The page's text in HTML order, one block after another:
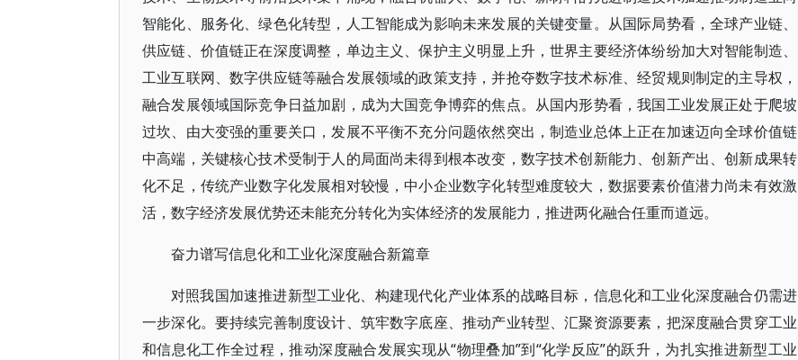
智能化、服务化、绿色化转型，人工智能成为影响未来发展的关键变量。从国际局势看，全球产业链、
供应链、价值链正在深度调整，单边主义、保护主义明显上升，世界主要经济体纷纷加大对智能制造、
工业互联网、数字供应链等融合发展领域的政策支持，并抢夺数字技术标准、经贸规则制定的主导权，
融合发展领域国际竞争日益加剧，成为大国竞争博弈的焦点。从国内形势看，我国工业发展正处于爬坡
过坎、由大变强的重要关口，发展不平衡不充分问题依然突出，制造业总体上正在加速迈向全球价值链
中高端，关键核心技术受制于人的局面尚未得到根本改变，数字技术创新能力、创新产出、创新成果转
化不足，传统产业数字化发展相对较慢，中小企业数字化转型难度较大，数据要素价值潜力尚未有效激
活，数字经济发展优势还未能充分转化为实体经济的发展能力，推进两化融合任重而道远。
奋力谱写信息化和工业化深度融合新篇章
对照我国加速推进新型工业化、构建现代化产业体系的战略目标，信息化和工业化深度融合仍需进
一步深化。要持续完善制度设计、筑牢数字底座、推动产业转型、汇聚资源要素，把深度融合贯穿工业
和信息化工作全过程，推动深度融合发展实现从“物理叠加”到“化学反应”的跃升，为扎实推进新型工业